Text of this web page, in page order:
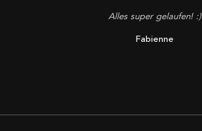
Alles super gelaufen! :)
Fabienne